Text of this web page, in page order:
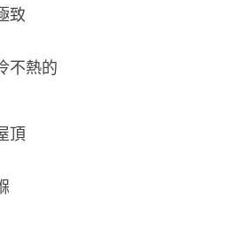
致
不熱的
頂